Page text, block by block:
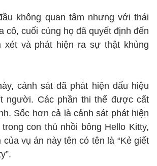
không quan tâm nhưng với thái
cô, cuối cùng họ đã quyết định đến
xét và phát hiện ra sự thật khủng
cảnh sát đã phát hiện dấu hiệu
người. Các phần thi thể được cất
Sốc hơn cả là cảnh sát phát hiện
con thú nhồi bông Hello Kitty,
vụ án này tên có tên là “Kẻ giết